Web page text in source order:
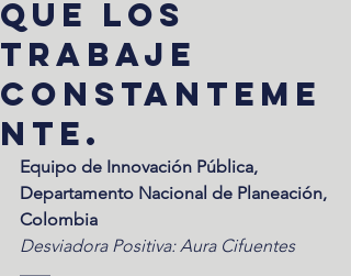
que los
trabaje
constanteme
nte.
Equipo de Innovación Pública,
Departamento Nacional de Planeación,
Colombia
Desviadora Positiva: Aura Cifuentes